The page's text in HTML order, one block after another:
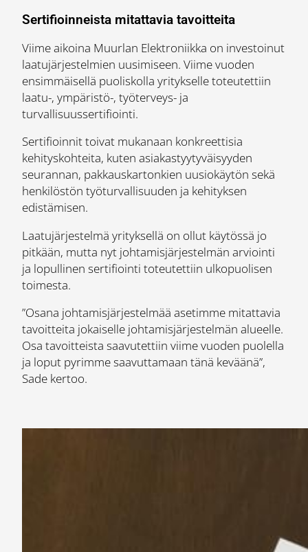
Sertifioinneista mitattavia tavoitteita
Viime aikoina Muurlan Elektroniikka on investoinut
laatujärjestelmien uusimiseen. Viime vuoden
ensimmäisellä puoliskolla yritykselle toteutettiin
laatu-, ympäristö-, työterveys- ja
turvallisuussertifiointi.
Sertifioinnit toivat mukanaan konkreettisia
kehityskohteita, kuten asiakastyytyväisyyden
seurannan, pakkauskartonkien uusiokäytön sekä
henkilöstön työturvallisuuden ja kehityksen
edistämisen.
Laatujärjestelmä yrityksellä on ollut käytössä jo
pitkään, mutta nyt johtamisjärjestelmän arviointi
ja lopullinen sertifiointi toteutettiin ulkopuolisen
toimesta.
”Osana johtamisjärjestelmää asetimme mitattavia
tavoitteita jokaiselle johtamisjärjestelmän alueelle.
Osa tavoitteista saavutettiin viime vuoden puolella
ja loput pyrimme saavuttamaan tänä keväänä”,
Sade kertoo.